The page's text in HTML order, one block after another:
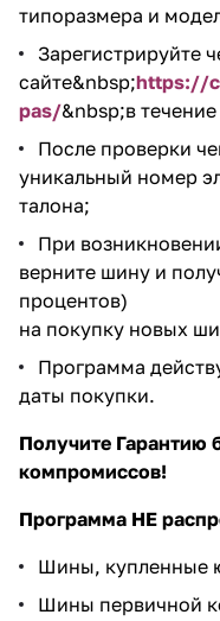
типоразмера и
Зарегистрируйте
сайте&nbsp;https://
pas/&nbsp;в
После проверки
уникальный номер
талона;
При
верните шину и
процентов)
на покупку новых
Программа
даты покупки.
Получите Гарантию
компромиссов!
Программа НЕ
Шины, купленные
Шины первичной